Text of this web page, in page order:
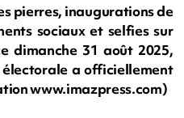
pierres, inaugurations de
sociaux et selfies sur
dimanche 31 août 2025,
a officiellement
www.imazpress.com)